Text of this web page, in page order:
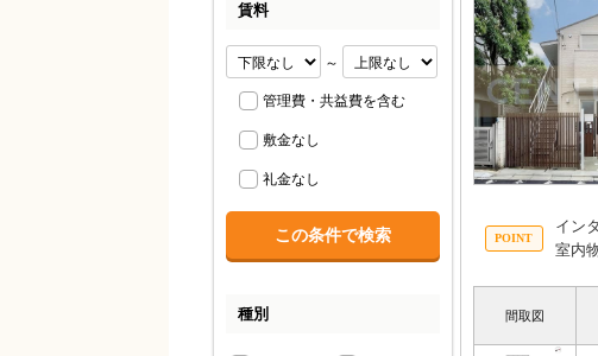
イン
室内
間取図
賃料
～
管理費・共益費を含む
敷金なし
礼金なし
種別